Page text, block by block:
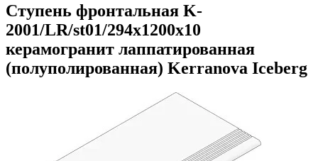
Ступень фронтальная K-
2001/LR/st01/294х1200x10
керамогранит лаппатированная
(полуполированная) Kerranova Iceberg